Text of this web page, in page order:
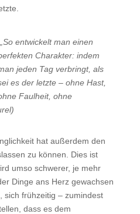
„So entwickelt man einen
Charakter: indem
jeden Tag verbringt, als
es der letzte – ohne Hast,
Faulheit, ohne
hat außerdem den
zu können. Dies ist
umso schwerer, je mehr
Dinge ans Herz gewachsen
sich frühzeitig – zumindest
dass es dem